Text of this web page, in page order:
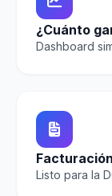
¿Cuánto
Dashboard
Listo para la